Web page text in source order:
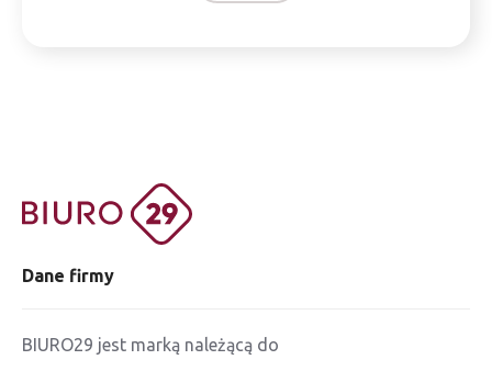
Dane firmy
BIURO29 jest marką należącą do